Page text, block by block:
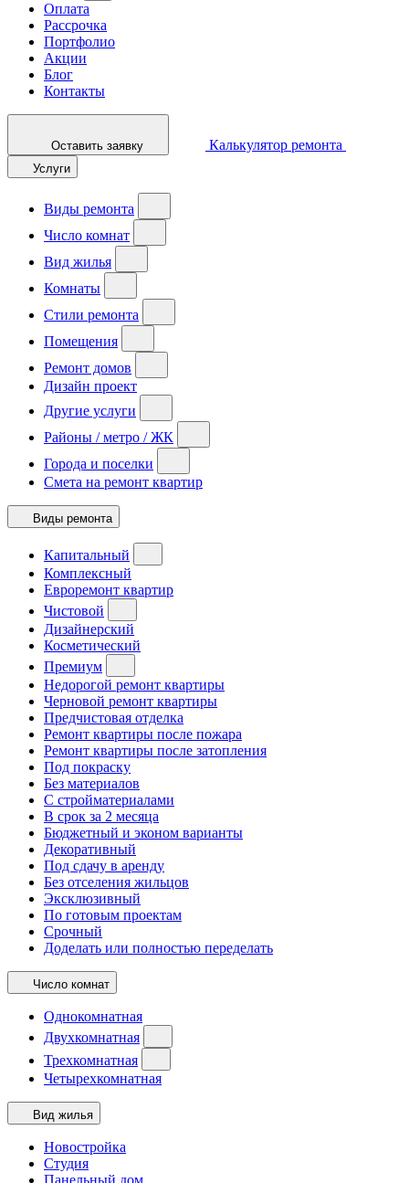
Оплата
Рассрочка
Портфолио
Акции
Блог
Контакты
Оставить заявку Калькулятор ремонта
Услуги
Виды ремонта
Число комнат
Вид жилья
Комнаты
Стили ремонта
Помещения
Ремонт домов
Дизайн проект
Другие услуги
Районы / метро / ЖК
Города и поселки
Смета на ремонт квартир
Виды ремонта
Капитальный
Комплексный
Евроремонт квартир
Чистовой
Дизайнерский
Косметический
Премиум
Недорогой ремонт квартиры
Черновой ремонт квартиры
Предчистовая отделка
Ремонт квартиры после пожара
Ремонт квартиры после затопления
Под покраску
Без материалов
С стройматериалами
В срок за 2 месяца
Бюджетный и эконом варианты
Декоративный
Под сдачу в аренду
Без отселения жильцов
Эксклюзивный
По готовым проектам
Срочный
Доделать или полностью переделать
Число комнат
Однокомнатная
Двухкомнатная
Трехкомнатная
Четырехкомнатная
Вид жилья
Новостройка
Студия
Панельный дом